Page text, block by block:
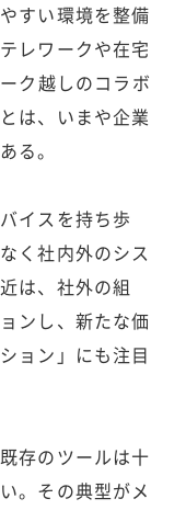
すい環境を整備
レワークや在宅
ク越しのコラボ
は、いまや企業
る。
イスを持ち歩
く社内外のシス
は、社外の組
ンし、新たな価
ョン」にも注目
存のツールは十
。その典型がメ